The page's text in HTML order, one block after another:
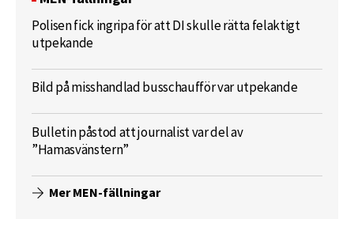
Polisen fick ingripa för att DI skulle rätta felaktigt
utpekande
Bild på misshandlad busschaufför var utpekande
Bulletin påstod att journalist var del av
”Hamasvänstern”
Mer MEN-fällningar